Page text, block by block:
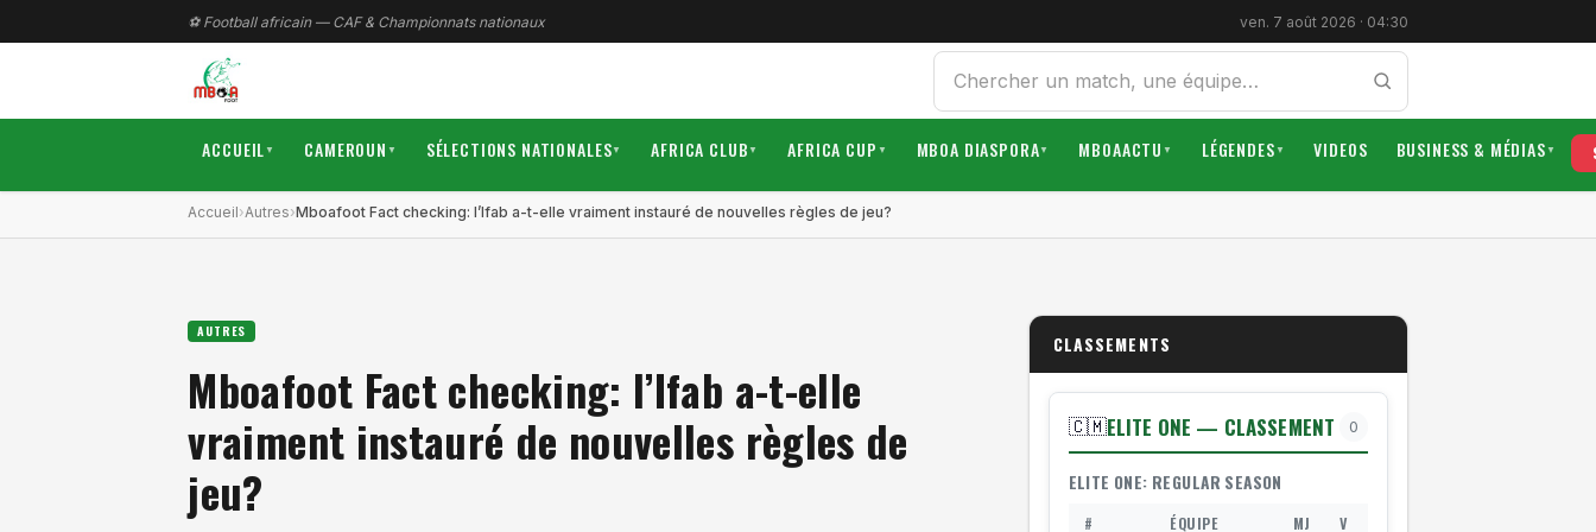
⚽ Football africain — CAF & Championnats nationaux ven. 7 août 2026 · 04:30
Rechercher
ACCUEIL ▼ CAMEROUN ▼ SÉLECTIONS NATIONALES▼ AFRICA CLUB ▼ AFRICA CUP ▼ MBOA DIASPORA▼ MBOAACTU ▼ LÉGENDES ▼ VIDEOS BUSINESS & MÉDIAS ▼
Accueil Autres Mboafoot Fact checking: l’Ifab a-t-elle vraiment instauré de nouvelles règles de jeu?
AUTRES
Mboafoot Fact checking: l’Ifab a-t-elle
vraiment instauré de nouvelles règles de
jeu?
CLASSEMENTS
🇨🇲ELITE ONE — CLASSEMENT 0
ELITE ONE: REGULAR SEASON
# ÉQUIPE MJ V